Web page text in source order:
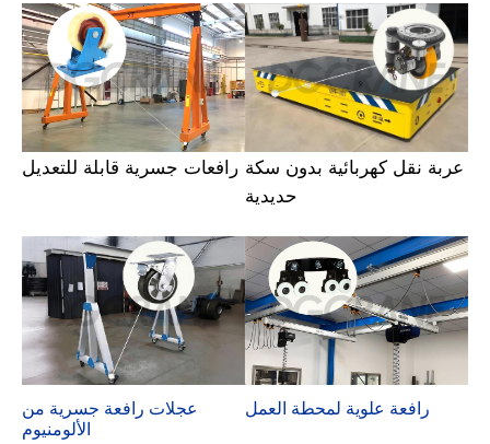
رافعات جسرية قابلة للتعديل عربة نقل كهربائية بدون سكة
حديدية
عجلات رافعة جسرية من
الألومنيوم
رافعة علوية لمحطة العمل